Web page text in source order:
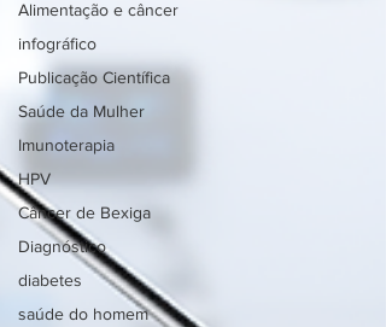
Alimentação e câncer
infográfico
Publicação Científica
Saúde da Mulher
Imunoterapia
HPV
Câncer de Bexiga
Diagnóstico
diabetes
saúde do homem